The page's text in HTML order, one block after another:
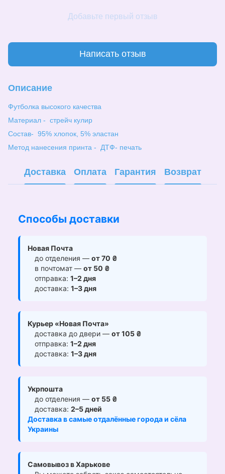
Добавьте первый отзыв
Написать отзыв
Описание
Футболка высокого качества
Материал - стрейч кулир
Состав- 95% хлопок, 5% эластан
Метод нанесения принта - ДТФ- печать
Доставка Оплата Гарантия Возврат
Способы доставки
Новая Почта
до отделения — от 70 ₴
в почтомат — от 50 ₴
отправка: 1–2 дня
доставка: 1–3 дня
Курьер «Новая Почта»
доставка до двери — от 105 ₴
отправка: 1–2 дня
доставка: 1–3 дня
Укрпошта
до отделения — от 55 ₴
доставка: 2–5 дней
Доставка в самые отдалённые города и сёла
Украины
Самовывоз в Харькове